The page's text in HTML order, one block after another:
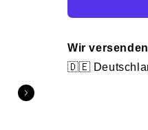
Wir
🇩🇪